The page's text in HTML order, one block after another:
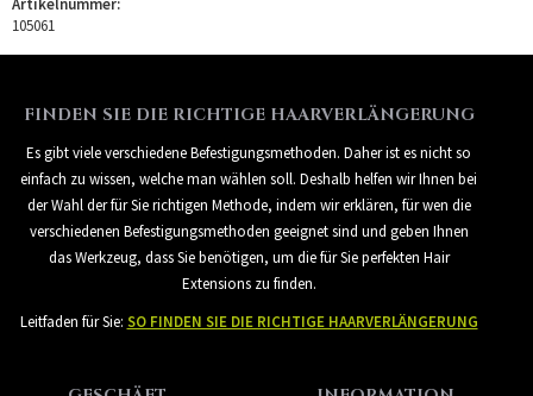
105061
FINDEN SIE DIE RICHTIGE HAARVERLÄNGERUNG
Es gibt viele verschiedene Befestigungsmethoden. Daher ist es nicht so
einfach zu wissen, welche man wählen soll. Deshalb helfen wir Ihnen bei
der Wahl der für Sie richtigen Methode, indem wir erklären, für wen die
verschiedenen Befestigungsmethoden geeignet sind und geben Ihnen
das Werkzeug, dass Sie benötigen, um die für Sie perfekten Hair
Extensions zu finden.
Leitfaden für Sie: SO FINDEN SIE DIE RICHTIGE HAARVERLÄNGERUNG